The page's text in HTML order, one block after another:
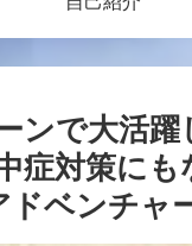
ンで大活
症対策に
ベンチャ